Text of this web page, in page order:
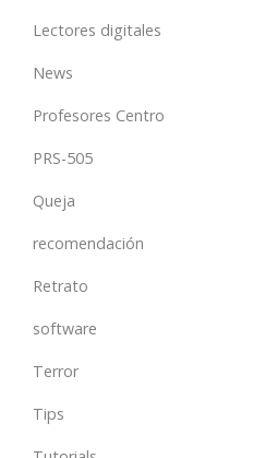
Lectores digitales
News
Profesores Centro
PRS-505
Queja
recomendación
Retrato
software
Terror
Tips